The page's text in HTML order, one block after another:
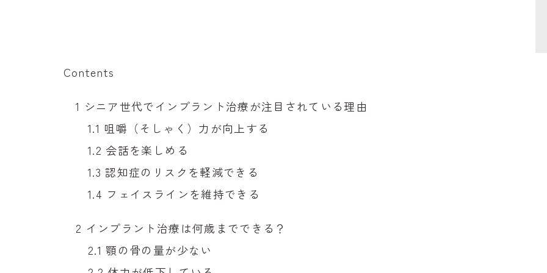
Contents
1 シニア世代でインプラント治療が注目されている理由
1.1 咀嚼（そしゃく）力が向上する
1.2 会話を楽しめる
1.3 認知症のリスクを軽減できる
1.4 フェイスラインを維持できる
2 インプラント治療は何歳までできる？
2.1 顎の骨の量が少ない